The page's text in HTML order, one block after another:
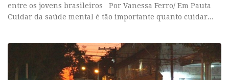
entre os jovens brasileiros Por Vanessa Ferro/ Em Pauta
Cuidar da saúde mental é tão importante quanto cuidar...